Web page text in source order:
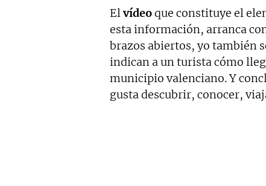
Elvídeoque constituye el
esta información, arranca
brazos abiertos, yo también
indican a un turista cómo
municipio valenciano. Y
gusta descubrir, conocer,